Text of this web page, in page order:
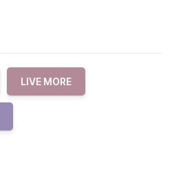
LIVE MORE